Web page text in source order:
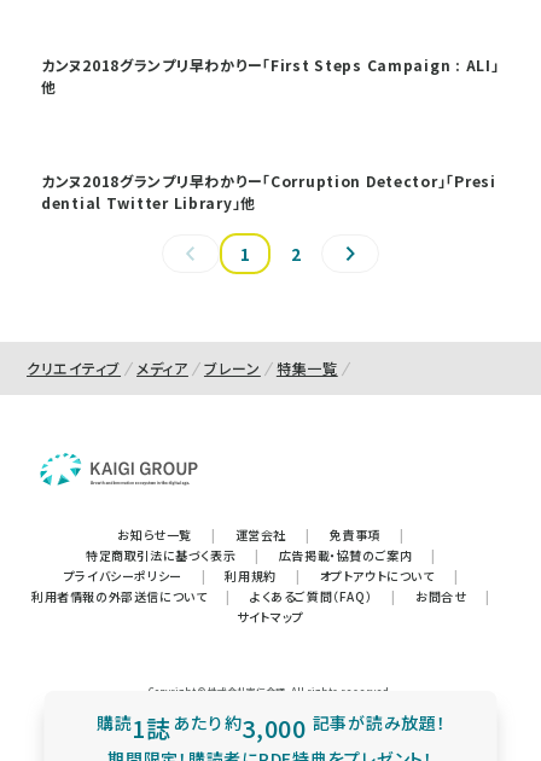
カンヌ2018グランプリ早わかりー「First Steps Campaign : ALI」
他
カンヌ2018グランプリ早わかりー「Corruption Detector」「Presi
dential Twitter Library」他
1 2
購読1誌 あたり約3,000 記事が読み放題！
クリエイティブ メディア ブレーン 特集一覧
お知らせ一覧 | 運営会社 | 免責事項
|
特定商取引法に基づく表示
| 広告掲載・協賛のご案内
|
プライバシーポリシー
| 利用規約 | オプトアウトについて
|
利用者情報の外部送信について
| よくあるご質問（FAQ） | お問合せ
|
サイトマップ
Copyright © 株式会社宣伝会議. All rights reserved.